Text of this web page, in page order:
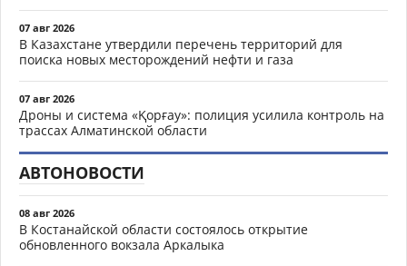
07 авг 2026
В Казахстане утвердили перечень территорий для
поиска новых месторождений нефти и газа
07 авг 2026
Дроны и система «Қорғау»: полиция усилила контроль на
трассах Алматинской области
АВТОНОВОСТИ
08 авг 2026
В Костанайской области состоялось открытие
обновленного вокзала Аркалыка